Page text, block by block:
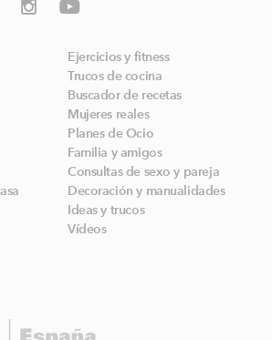
Ejercicios y fitness
Trucos de cocina
Buscador de recetas
Mujeres reales
Planes de Ocio
Familia y amigos
Consultas de sexo y pareja
Decoración y manualidades
Ideas y trucos
Vídeos